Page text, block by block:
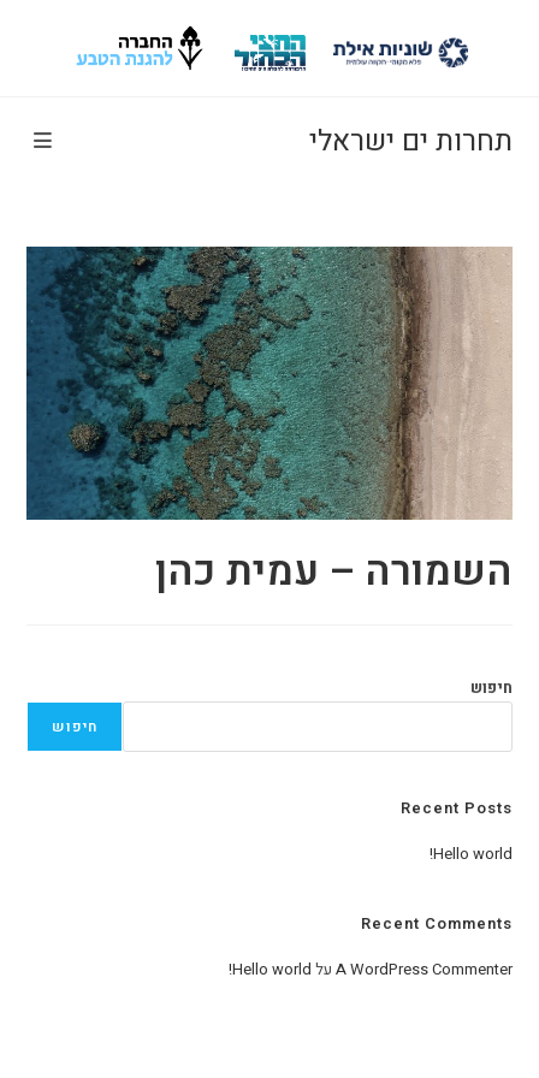
תחרות ים ישראלי
השמורה – עמית כהן
חיפוש
חיפוש
Recent Posts
Hello world!
Recent Comments
A WordPress Commenter על Hello world!